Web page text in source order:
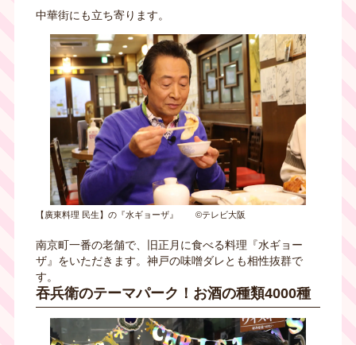
中華街にも立ち寄ります。
【廣東料理 民生】の『水ギョーザ』 ©テレビ大阪
南京町一番の老舗で、旧正月に食べる料理『水ギョー
ザ』をいただきます。神戸の味噌ダレとも相性抜群で
す。
吞兵衛のテーマパーク！お酒の種類4000種